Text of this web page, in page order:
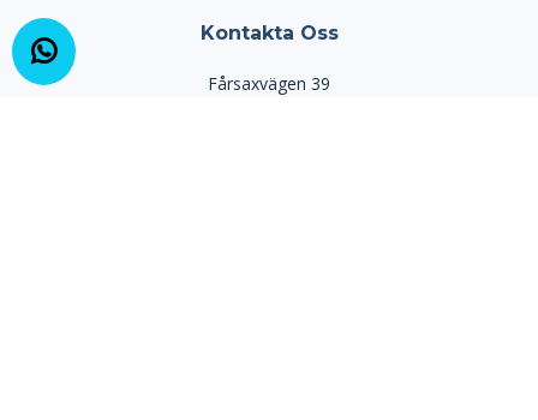
Kontakta Oss
Fårsaxvägen 39